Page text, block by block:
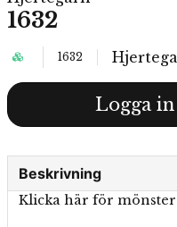
1632
1632
Logga
Beskrivning
Klicka här för mönster